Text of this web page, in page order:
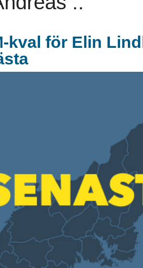
kval för Elin